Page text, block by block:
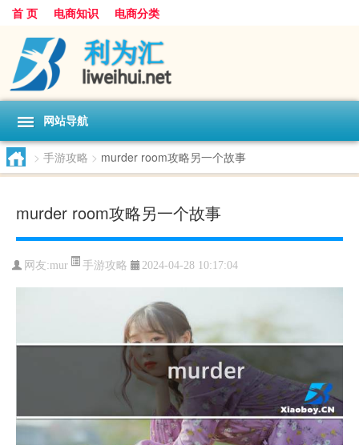
首 页 电商知识 电商分类
网站导航
> 手游攻略 > murder room攻略另一个故事
murder room攻略另一个故事
网友:mur 手游攻略 2024-04-28 10:17:04